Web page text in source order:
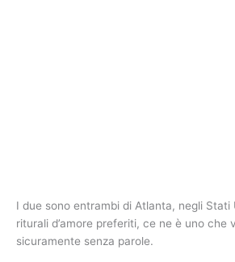
I due sono entrambi di Atlanta, negli Stati
riturali d’amore preferiti, ce ne è uno che
sicuramente senza parole.